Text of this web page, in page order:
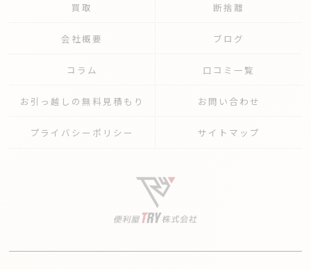
買取 断捨離
会社概要 ブログ
コラム 口コミ一覧
お引っ越しの無料見積もり お問い合わせ
プライバシーポリシー サイトマップ